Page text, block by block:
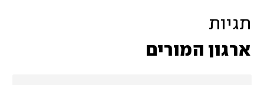
תגיות
ארגון המורים